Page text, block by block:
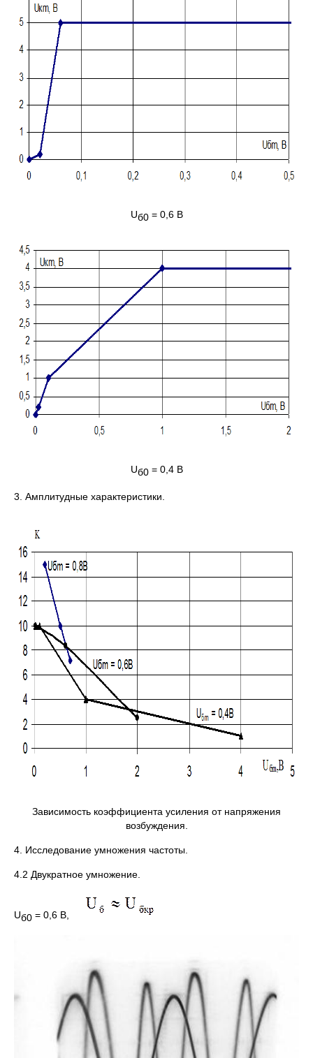
Uб0= 0,6 B
Uб0= 0,4 B
3. Амплитудные характеристики.
Зависимость коэффициента усиления от напряжения
возбуждения.
4. Исследование умножения частоты.
4.2 Двукратное умножение.
Uб0 = 0,6 B,